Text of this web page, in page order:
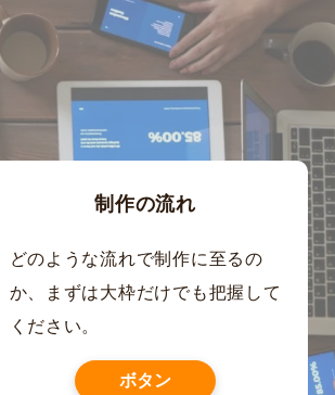
制作の流れ
どのような流れで制作に至るの
か、まずは大枠だけでも把握して
ください。
ボタン